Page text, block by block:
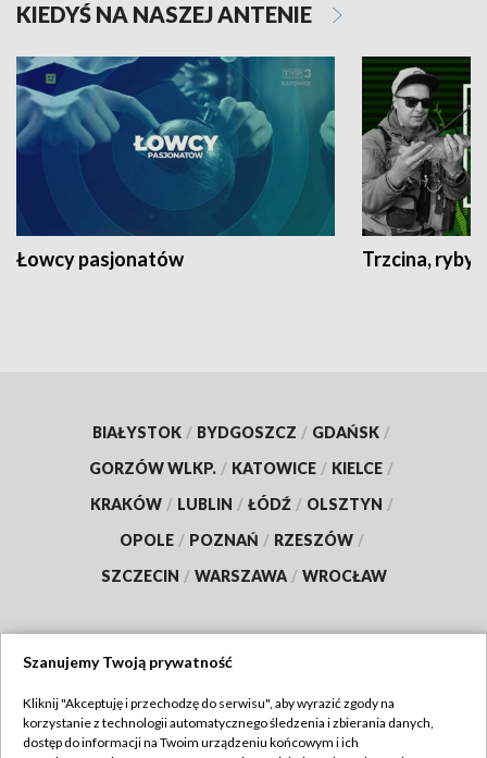
KIEDYŚ NA NASZEJ ANTENIE
Łowcy pasjonatów Trzcina, ryby
BIAŁYSTOK / BYDGOSZCZ / GDAŃSK /
GORZÓW WLKP. / KATOWICE / KIELCE /
KRAKÓW / LUBLIN / ŁÓDŹ / OLSZTYN /
OPOLE / POZNAŃ / RZESZÓW /
SZCZECIN / WARSZAWA / WROCŁAW
TVP
Szanujemy Twoją prywatność
Kliknij "Akceptuję i przechodzę do serwisu", aby wyrazić zgody na
korzystanie z technologii automatycznego śledzenia i zbierania danych,
dostęp do informacji na Twoim urządzeniu końcowym i ich